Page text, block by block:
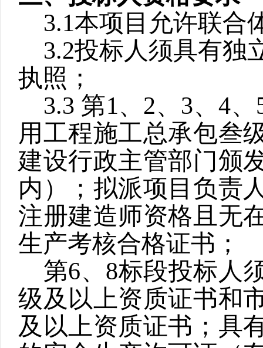
3.1本项目允许联合
3.2投标人须具有独
执照；
3.3 第1、 2、 3、4、
用工程施工总承包叁
建设行政主管部门颁
内）；拟派项目负责
注册建造师资格且无
生产考核合格证书；
第6、 8标段投标人
级及以上资质证书和
及以上资质证书；具